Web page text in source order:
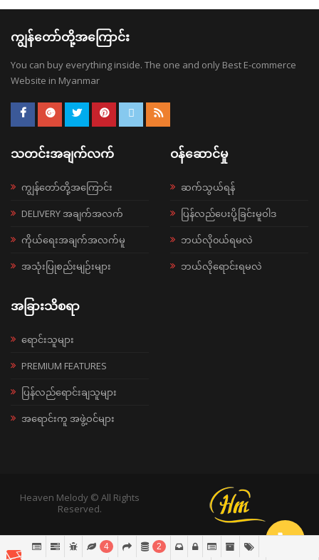
ကျွန်တော်တို့အကြောင်း
You can buy everything inside. The one and only Best E-commerce
Website in Myanmar
သတင်းအချက်လက်
ကျွန်တော်တို့အကြောင်း
DELIVERY အချက်အလက်
ကိုယ်ရေးအချက်အလက်မူ
အသုံးပြုစည်းမျဉ်းများ
ဝန်ဆောင်မှု
ဆက်သွယ်ရန်
ပြန်လည်ပေးပို့ခြင်းမူဝါဒ
ဘယ်လို၀ယ်ရမလဲ
ဘယ်လိုရောင်းရမလဲ
အခြားသိစရာ
ရောင်းသူများ
PREMIUM FEATURES
ပြန်လည်ရောင်းချသူများ
အရောင်းကူ အဖွဲ့ဝင်များ
Heaven Melody © All Rights
Reserved.
4 2